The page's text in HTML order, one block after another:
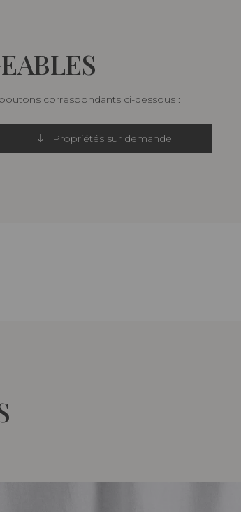
correspondants ci-dessous :
Propriétés sur demande